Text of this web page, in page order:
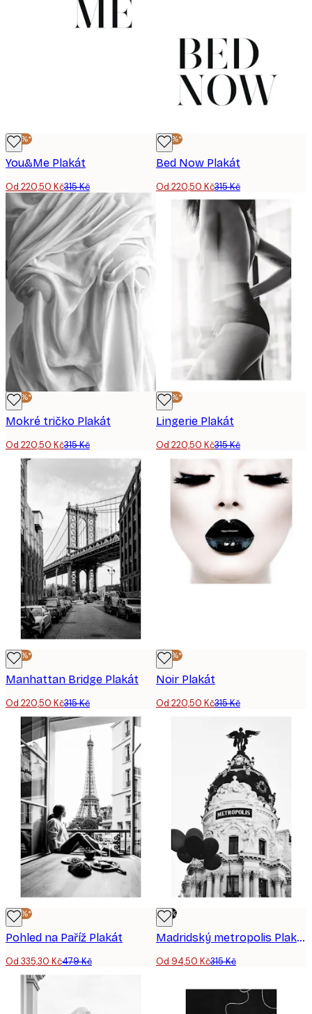
-30%*
You&Me Plakát
Od 220,50 Kč315 Kč
-30%*
Bed Now Plakát
Od 220,50 Kč315 Kč
-30%*
Mokré tričko Plakát
Od 220,50 Kč315 Kč
-30%*
Lingerie Plakát
Od 220,50 Kč315 Kč
-30%*
Manhattan Bridge Plakát
Od 220,50 Kč315 Kč
-30%*
Noir Plakát
Od 220,50 Kč315 Kč
-30%*
Pohled na Paříž Plakát
Od 335,30 Kč479 Kč
-70%
Madridský metropolis Plakát
Od 94,50 Kč315 Kč